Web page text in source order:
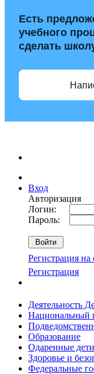
Есть
учебного
сделать
Вход
Авторизация
Логин:
Пароль:
Регистрация на
Регистрация
Деятельность
Национальный
Образование
Одаренные дети
Здоровье и
Федеральные